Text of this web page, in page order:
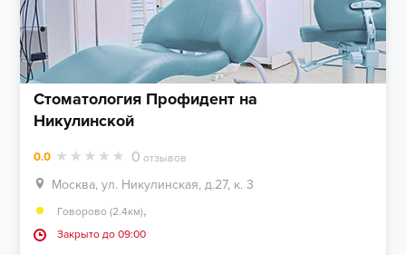
Стоматология Профидент на
Никулинской
0.0 0 отзывов
Москва, ул. Никулинская, д.27, к. 3
Говорово (2.4км),
Закрыто до 09:00